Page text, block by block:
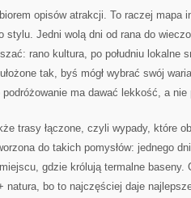
opisów atrakcji. To raczej mapa
stylu. Jedni wolą dni od rana do
rano kultura, po południu lokalne
tak, byś mógł wybrać swój
ma dawać lekkość, a nie
trasy łączone, czyli wypady, które
do takich pomysłów: jednego
gdzie królują termalne baseny.
natura, bo to najczęściej daje